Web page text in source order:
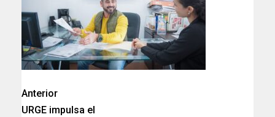
Anterior
URGE impulsa el